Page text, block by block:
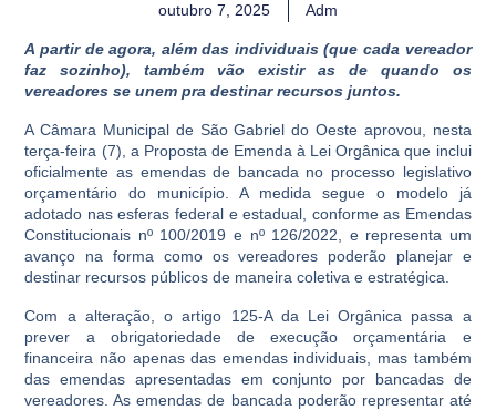
outubro 7, 2025 Adm
A partir de agora, além das individuais (que cada vereador
faz sozinho), também vão existir as de quando os
vereadores se unem pra destinar recursos juntos.
A Câmara Municipal de São Gabriel do Oeste aprovou, nesta
terça-feira (7), a Proposta de Emenda à Lei Orgânica que inclui
oficialmente as emendas de bancada no processo legislativo
orçamentário do município. A medida segue o modelo já
adotado nas esferas federal e estadual, conforme as Emendas
Constitucionais nº 100/2019 e nº 126/2022, e representa um
avanço na forma como os vereadores poderão planejar e
destinar recursos públicos de maneira coletiva e estratégica.
Com a alteração, o artigo 125-A da Lei Orgânica passa a
prever a obrigatoriedade de execução orçamentária e
financeira não apenas das emendas individuais, mas também
das emendas apresentadas em conjunto por bancadas de
vereadores. As emendas de bancada poderão representar até